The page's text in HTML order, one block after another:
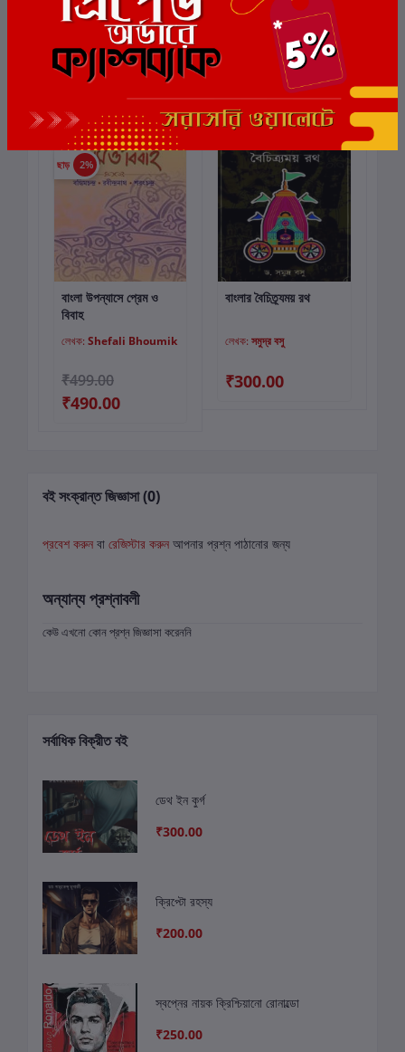
এই বইয়ের জন্য এখনও কোন পর্যালোচনা নেই
ছাড় 2%
কার্টে যোগ করুন
বাংলা উপন্যাসে প্রেম ও
বিবাহ
লেখক: Shefali Bhoumik
₹499.00
₹490.00
কার্টে যোগ করুন
বাংলার বৈচিত্র্যময় রথ
লেখক: সমুদ্র বসু
₹300.00
বই সংক্রান্ত জিজ্ঞাসা (0)
প্রবেশ করুন বা রেজিস্টার করুন আপনার প্রশ্ন পাঠানোর জন্য
অন্যান্য প্রশ্নাবলী
কেউ এখনো কোন প্রশ্ন জিজ্ঞাসা করেননি
সর্বাধিক বিক্রীত বই
ডেথ ইন কুর্গ
₹300.00
ক্রিপ্টো রহস্য
₹200.00
স্বপ্নের নায়ক ক্রিশ্চিয়ানো রোনাল্ডো
₹250.00